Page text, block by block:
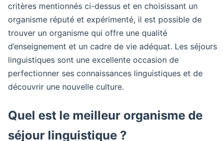
critères mentionnés ci-dessus et en choisissant un
organisme réputé et expérimenté, il est possible de
trouver un organisme qui offre une qualité
d’enseignement et un cadre de vie adéquat. Les séjours
linguistiques sont une excellente occasion de
perfectionner ses connaissances linguistiques et de
découvrir une nouvelle culture.
Quel est le meilleur organisme de
séjour linguistique ?